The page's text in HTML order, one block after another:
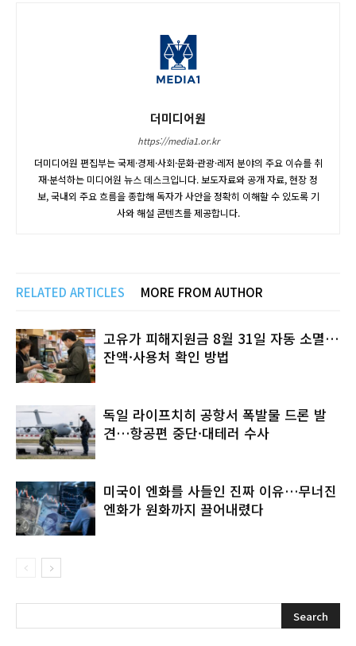
더미디어원
https://media1.or.kr
더미디어원 편집부는 국제·경제·사회·문화·관광·레저 분야의 주요 이슈를 취
재·분석하는 미디어원 뉴스 데스크입니다. 보도자료와 공개 자료, 현장 정
보, 국내외 주요 흐름을 종합해 독자가 사안을 정확히 이해할 수 있도록 기
사와 해설 콘텐츠를 제공합니다.
RELATED ARTICLES MORE FROM AUTHOR
고유가 피해지원금 8월 31일 자동 소멸…
잔액·사용처 확인 방법
독일 라이프치히 공항서 폭발물 드론 발
견…항공편 중단·대테러 수사
미국이 엔화를 사들인 진짜 이유…무너진
엔화가 원화까지 끌어내렸다